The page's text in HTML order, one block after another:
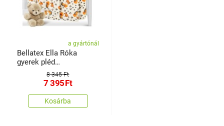
a gyártónál
Bellatex Ella Róka
gyerek pléd
narancssárga, fehér, 100
x 150 cm
8 345 Ft
7 395Ft
Kosárba